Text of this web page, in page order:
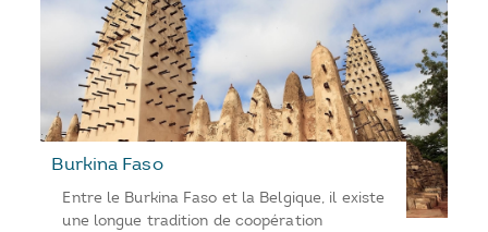
Burkina Faso
Entre le Burkina Faso et la Belgique, il existe
une longue tradition de coopération